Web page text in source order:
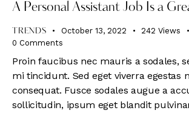
A Personal Assistant Job Is a
TRENDS October 13, 2022 242 Views
0 Comments
Proin faucibus nec mauris a sodales,
mi tincidunt. Sed eget viverra egestas
consequat. Fusce sodales augue a
sollicitudin, ipsum eget blandit